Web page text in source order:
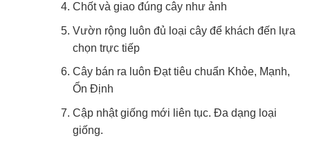
Chốt và giao đúng cây như ảnh
Vườn rộng luôn đủ loại cây để khách đến lựa
chọn trực tiếp
Cây bán ra luôn Đạt tiêu chuẩn Khỏe, Mạnh,
Ổn Định
Cập nhật giống mới liên tục. Đa dạng loại
giống.